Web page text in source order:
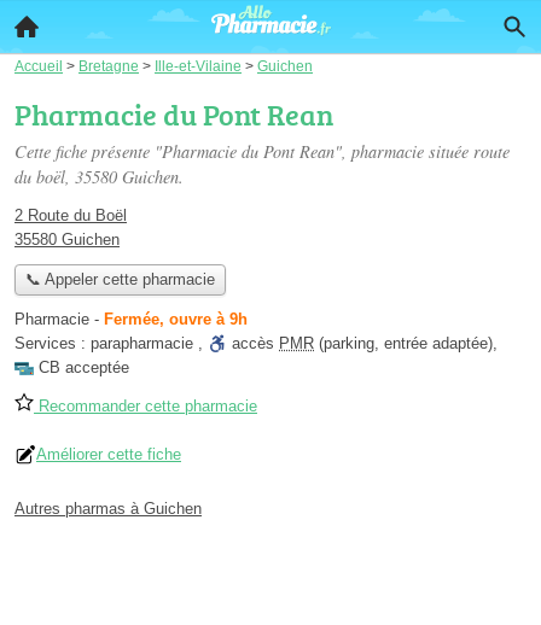
Accueil > Bretagne > Ille-et-Vilaine > Guichen
Pharmacie du Pont Rean
Cette fiche présente "Pharmacie du Pont Rean", pharmacie située route
du boël, 35580 Guichen.
2 Route du Boël
35580 Guichen
📞 Appeler cette pharmacie
Pharmacie - Fermée, ouvre à 9h
Services : parapharmacie , accès PMR (parking, entrée adaptée),
CB acceptée
Recommander cette pharmacie
Améliorer cette fiche
Autres pharmas à Guichen